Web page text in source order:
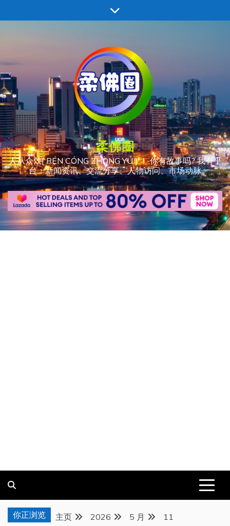
至
柔佛圈
人从众𠈌[ RÉN CÓNG ZHÒNG YÚ ] ！ 你有故事吗? 我有平
台：新闻资讯、交流分享、人物访问、市场动脉
你正浏览 主页 2026 5 月 11